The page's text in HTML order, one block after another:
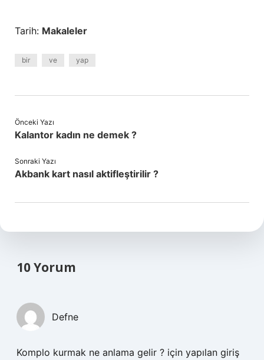
Tarih: Makaleler
bir ve yap
Önceki Yazı
Kalantor kadın ne demek ?
Sonraki Yazı
Akbank kart nasıl aktifleştirilir ?
10 Yorum
Defne
Komplo kurmak ne anlama gelir ? için yapılan giriş